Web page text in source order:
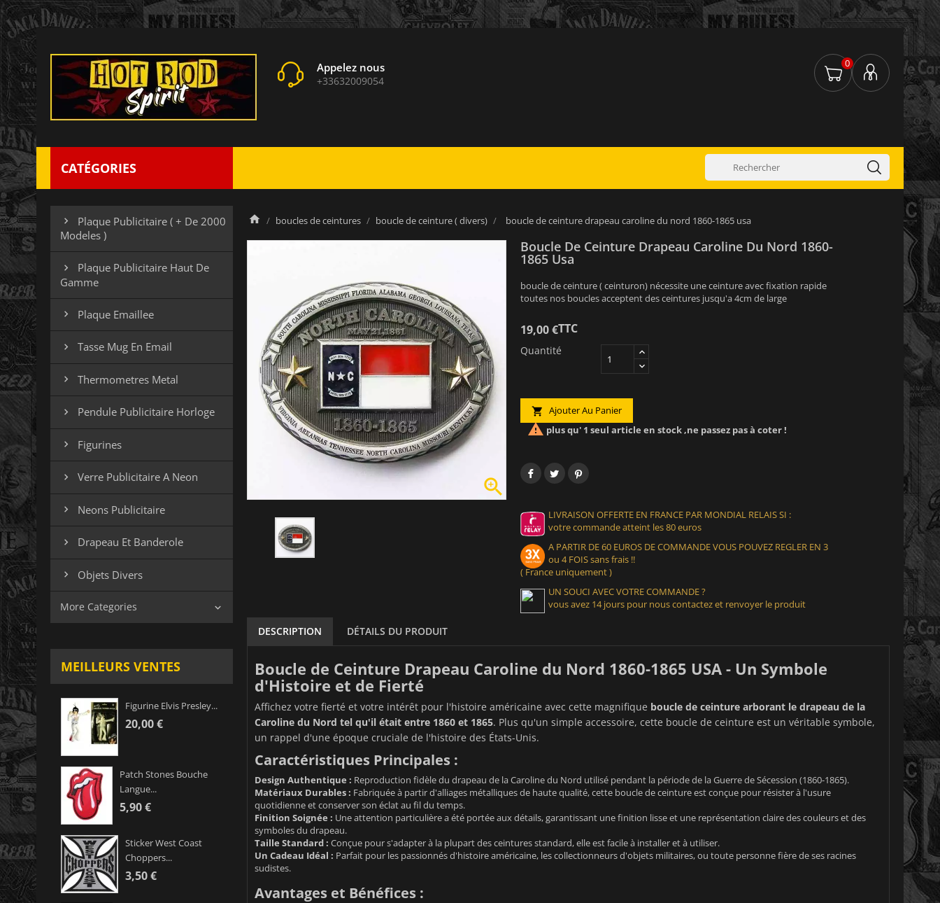
Appelez nous
+33632009054
0
CATÉGORIES

Plaque Publicitaire ( + De 2000
Modeles )

Plaque Publicitaire Haut De
Gamme
 Plaque Emaillee
 Tasse Mug En Email
 Thermometres Metal
 Pendule Publicitaire Horloge
 Figurines
 Verre Publicitaire A Neon
 Neons Publicitaire
 Drapeau Et Banderole
 Objets Divers
More Categories 
MEILLEURS VENTES
Figurine Elvis Presley...
20,00 €
Patch Stones Bouche
Langue...
5,90 €
Sticker West Coast
Choppers...
3,50 €
boucles de ceintures boucle de ceinture ( divers) boucle de ceinture drapeau caroline du nord 1860-1865 usa

Boucle De Ceinture Drapeau Caroline Du Nord 1860-
1865 Usa
boucle de ceinture ( ceinturon) nécessite une ceinture avec fixation rapide
toutes nos boucles acceptent des ceintures jusqu'a 4cm de large
19,00 €TTC
Quantité
 Ajouter Au Panier
 plus qu' 1 seul article en stock ,ne passez pas à coter !
LIVRAISON OFFERTE EN FRANCE PAR MONDIAL RELAIS SI :
votre commande atteint les 80 euros
A PARTIR DE 60 EUROS DE COMMANDE VOUS POUVEZ REGLER EN 3
ou 4 FOIS sans frais !!
( France uniquement )
UN SOUCI AVEC VOTRE COMMANDE ?
vous avez 14 jours pour nous contactez et renvoyer le produit
DESCRIPTION DÉTAILS DU PRODUIT
Boucle de Ceinture Drapeau Caroline du Nord 1860-1865 USA - Un Symbole
d'Histoire et de Fierté
Affichez votre fierté et votre intérêt pour l'histoire américaine avec cette magnifique boucle de ceinture arborant le drapeau de la
Caroline du Nord tel qu'il était entre 1860 et 1865. Plus qu'un simple accessoire, cette boucle de ceinture est un véritable symbole,
un rappel d'une époque cruciale de l'histoire des États-Unis.
Caractéristiques Principales :
Design Authentique : Reproduction fidèle du drapeau de la Caroline du Nord utilisé pendant la période de la Guerre de Sécession (1860-1865).
Matériaux Durables : Fabriquée à partir d'alliages métalliques de haute qualité, cette boucle de ceinture est conçue pour résister à l'usure
quotidienne et conserver son éclat au fil du temps.
Finition Soignée : Une attention particulière a été portée aux détails, garantissant une finition lisse et une représentation claire des couleurs et des
symboles du drapeau.
Taille Standard : Conçue pour s'adapter à la plupart des ceintures standard, elle est facile à installer et à utiliser.
Un Cadeau Idéal : Parfait pour les passionnés d'histoire américaine, les collectionneurs d'objets militaires, ou toute personne fière de ses racines
sudistes.
Avantages et Bénéfices :